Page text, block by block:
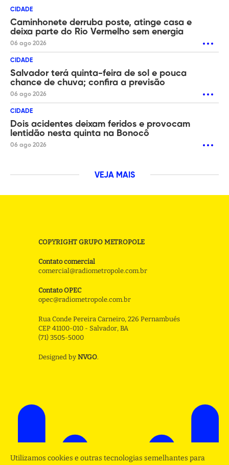
CIDADE
Caminhonete derruba poste, atinge casa e
deixa parte do Rio Vermelho sem energia
06 ago 2026
CIDADE
Salvador terá quinta-feira de sol e pouca
chance de chuva; confira a previsão
06 ago 2026
CIDADE
Dois acidentes deixam feridos e provocam
lentidão nesta quinta na Bonocô
06 ago 2026
VEJA MAIS
COPYRIGHT GRUPO METROPOLE
Contato comercial
comercial@radiometropole.com.br
Contato OPEC
opec@radiometropole.com.br
Rua Conde Pereira Carneiro, 226 Pernambués
CEP 41100-010 - Salvador, BA
(71) 3505-5000
Designed by NVGO.
Utilizamos cookies e outras tecnologias semelhantes para